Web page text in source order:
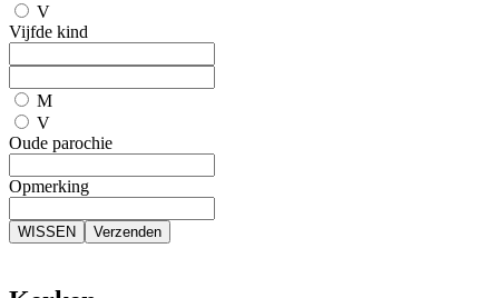
V
Vijfde kind
M
V
Oude parochie
Opmerking